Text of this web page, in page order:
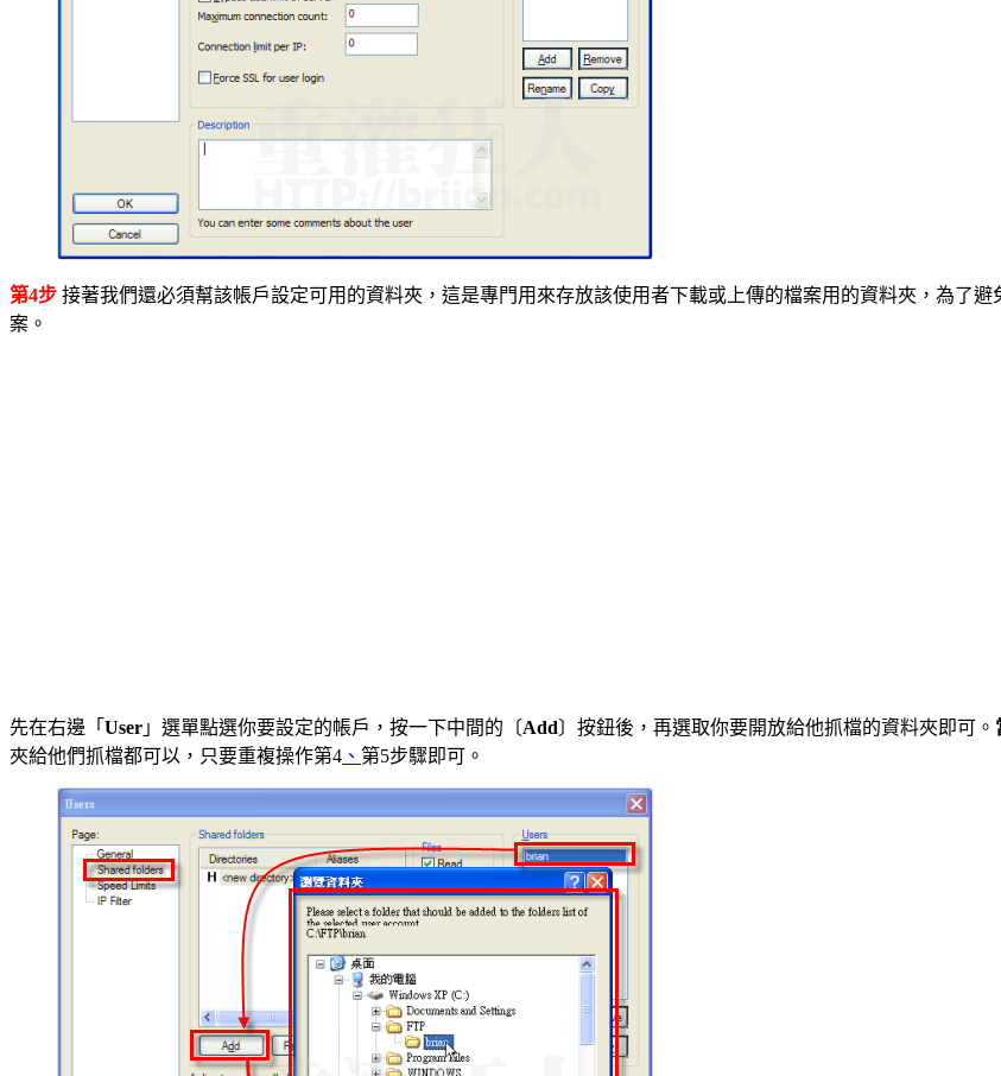
第4步 接著我們還必須幫該帳戶設定可用的資料夾，這是專門用來存放該使用者下載或上傳的檔案用的資料夾，為了避
案。
先在右邊「 User 」選單點選你要設定的帳戶，按一下中間的〔Add〕按鈕後，再選取你要開放給他抓檔的資料夾即可。
夾給他們抓檔都可以，只要重複操作第4 、 第5步驟即可。